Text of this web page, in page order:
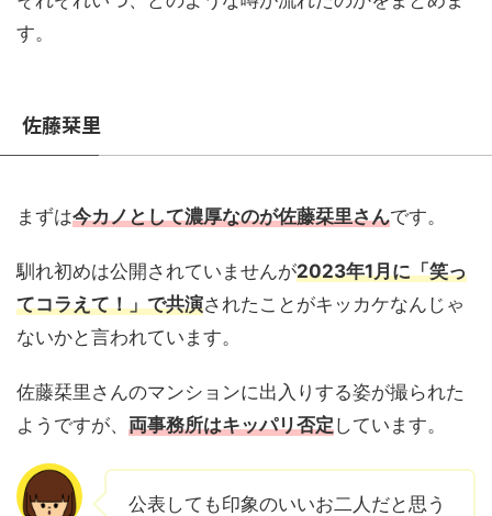
す。
佐藤栞里
まずは今カノとして濃厚なのが佐藤栞里さんです。
馴れ初めは公開されていませんが2023年1月に「笑っ
てコラえて！」で共演されたことがキッカケなんじゃ
ないかと言われています。
佐藤栞里さんのマンションに出入りする姿が撮られた
ようですが、 両事務所はキッパリ否定しています。
公表しても印象のいいお二人だと思う